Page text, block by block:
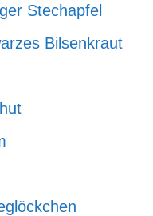
Stechapfel
Bilsenkraut